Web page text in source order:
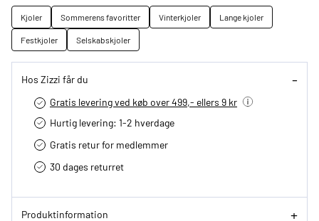
Kjoler Sommerens favoritter Vinterkjoler
Lange kjoler
Festkjoler
Selskabskjoler
Hos Zizzi får du
Gratis levering ved køb over 499,- ellers 9 kr
Hurtig levering­: 1-2 hverdage
Gratis retur for medlemmer
30 dages returret
Produktinformation